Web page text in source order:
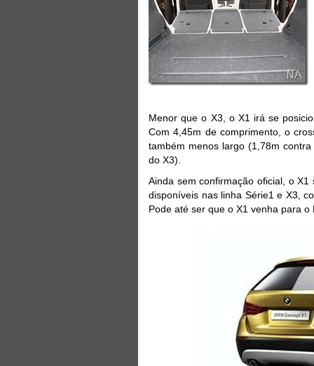
Menor que o X3, o X1 irá se
Com 4,45m de comprimento, o
também menos largo (1,78m
do X3).
Ainda sem confirmação oficial, o
disponíveis nas linha Série1 e X3,
Pode até ser que o X1 venha para